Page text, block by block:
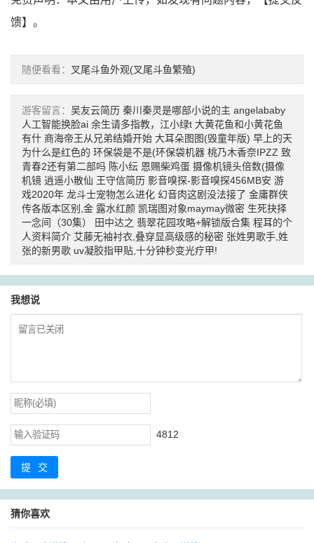
馈】。
随便看看： 叉尾斗鱼外观(叉尾斗鱼繁殖)
游客留言： 吴友云简历 秦川秦灵是哪部小说的主 angelababy
人工智能换脸ai 余生请多指教，江小绿t 大黄花鱼和小黄花鱼
有什 商海帝王从兄弟结婚开始 大耳朵图图(毁童年版) 早上的天
为什么是红色的 环保袋是不是(环保袋机器 桃乃木香奈IPZZ 致
青春2还有第二部吗 陈小纭 恩赐柴鸡蛋 摄像机镜头倍数(摄像
机镜 逍遥小散仙 王守信简历 影音嗅探-影音嗅探456MB安 游
戏2020年 龙斗士宠物怎么进化 幻音肉这剧没法接了 金庸群侠
传各版本区别,金 露水红颜 凯瑞图对象maymay微密 生死抉择
一念间（30集）
田中达之 翡翠花园攻略+解锁版合集 程耳的个
人资料简介 艾藤无袖衬衣,叠穿显高级感的秘密 张姓男歌手,姓
张的新男歌 uv凝胶指甲贴,十分钟秒变光疗甲!
我想说
4812
提交
猜你喜欢